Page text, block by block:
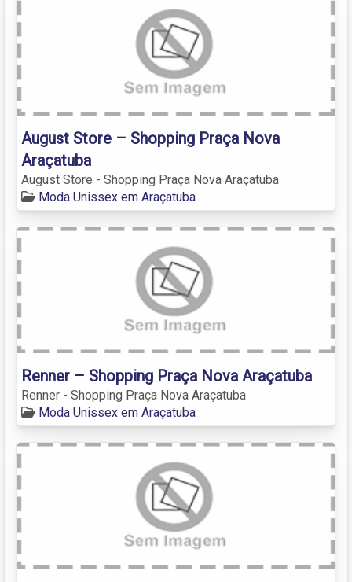
August Store – Shopping Praça Nova
Araçatuba
August Store - Shopping Praça Nova Araçatuba
Moda Unissex em Araçatuba
Renner – Shopping Praça Nova Araçatuba
Renner - Shopping Praça Nova Araçatuba
Moda Unissex em Araçatuba